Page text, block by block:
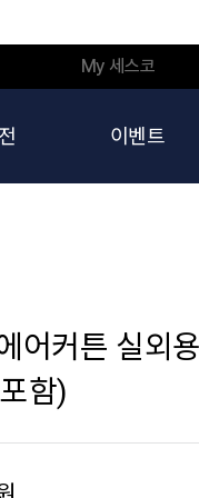
My 세스코
이벤트
어커튼 실외
함)